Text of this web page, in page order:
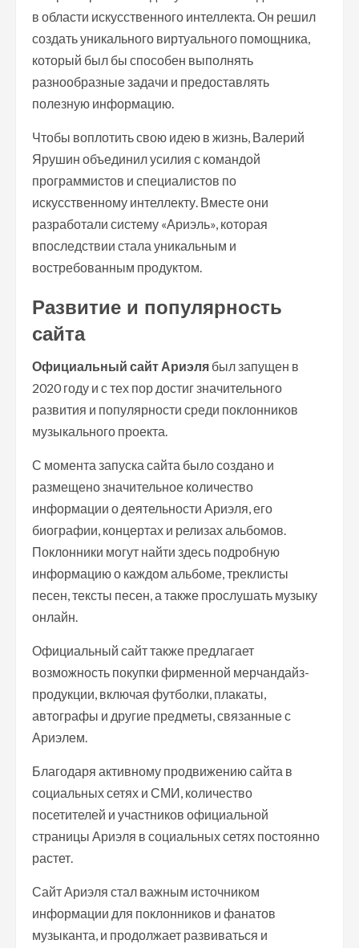
в области искусственного интеллекта. Он решил
создать уникального виртуального помощника,
который был бы способен выполнять
разнообразные задачи и предоставлять
полезную информацию.
Чтобы воплотить свою идею в жизнь, Валерий
Ярушин объединил усилия с командой
программистов и специалистов по
искусственному интеллекту. Вместе они
разработали систему «Ариэль», которая
впоследствии стала уникальным и
востребованным продуктом.
Развитие и популярность
сайта
Официальный сайт Ариэля был запущен в
2020 году и с тех пор достиг значительного
развития и популярности среди поклонников
музыкального проекта.
С момента запуска сайта было создано и
размещено значительное количество
информации о деятельности Ариэля, его
биографии, концертах и релизах альбомов.
Поклонники могут найти здесь подробную
информацию о каждом альбоме, треклисты
песен, тексты песен, а также прослушать музыку
онлайн.
Официальный сайт также предлагает
возможность покупки фирменной мерчандайз-
продукции, включая футболки, плакаты,
автографы и другие предметы, связанные с
Ариэлем.
Благодаря активному продвижению сайта в
социальных сетях и СМИ, количество
посетителей и участников официальной
страницы Ариэля в социальных сетях постоянно
растет.
Сайт Ариэля стал важным источником
информации для поклонников и фанатов
музыканта, и продолжает развиваться и